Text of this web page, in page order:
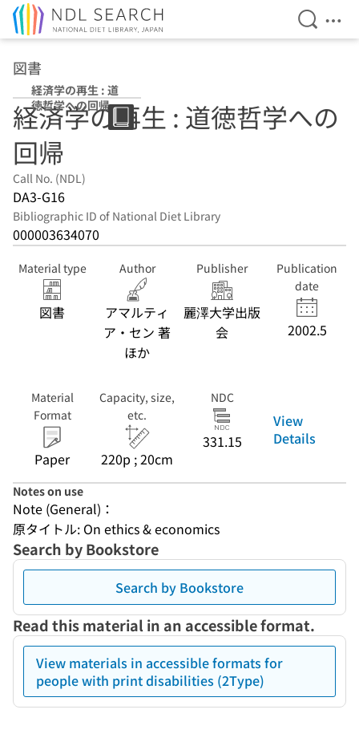
Open
図書
経済学の再生 : 道
徳哲学への回帰
経済学の再生 : 道徳哲学への
回帰
Call No. (NDL)
DA3-G16
Bibliographic ID of National Diet Library
000003634070
Material type
図書
Author
アマルティ
ア・セン 著
ほか
Publisher
麗澤大学出版
会
Publication
date
2002.5
Material
Format
Paper
Capacity, size,
etc.
220p ; 20cm
NDC
331.15
View
Details
Notes on use
Note (General)：
原タイトル: On ethics & economics
Search by Bookstore
Search by Bookstore
Read this material in an accessible format.
View materials in accessible formats for
people with print disabilities (2Type)